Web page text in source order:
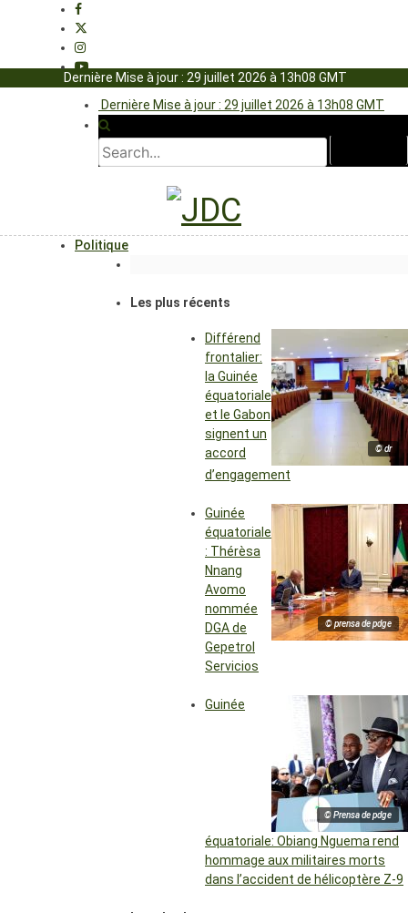
Dernière Mise à jour : 29 juillet 2026 à 13h08 GMT
Dernière Mise à jour : 29 juillet 2026 à 13h08 GMT
Politique
Les plus récents
© dr
Différend
frontalier:
la Guinée
équatoriale
et le Gabon
signent un
accord
d’engagement
© prensa de pdge
Guinée
équatoriale
: Thérèsa
Nnang
Avomo
nommée
DGA de
Gepetrol
Servicios
© Prensa de pdge
Guinée
équatoriale: Obiang Nguema rend
hommage aux militaires morts
dans l’accident de hélicoptère Z-9